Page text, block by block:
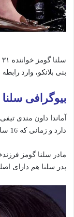
بنی بلانکو، وارد
بیوگرافی
آماندا داون مندی
دارد و زمانی که 16 ساله بود دخترش سلنا را به دنیا آورد.
مادر سلنا گومز
پدر سلنا هم دارای